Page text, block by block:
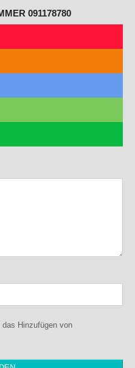
091178780
das Hinzufügen von